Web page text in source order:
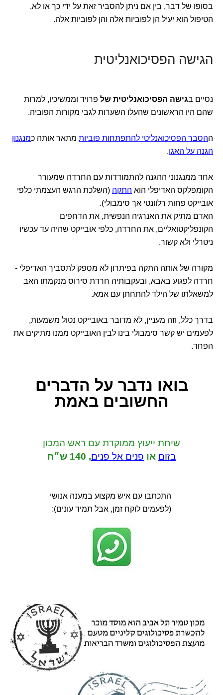
בסופו של דבר, בין אם ניתן להסביר זאת על ידי כך או לא,
הטיפול הוא יעיל הן לפוביות אלה והן לפוביות אלה.
הגישה הפסיכואנליטית
נסיים בגישה הפסיכואנליטית של פרויד וממשיכיו, למרות
שהם היו הראשונים שהעלו השערות לגבי מקורות הפוביה.
ההסבר הפסיכואנליטי להתפתחות פוביות מתאר אותה כמנגנון
הגנה על האגו.
אחד ממנגנוני ההגנה להתמודדות עם החרדה שמעורר
הקומפלקס האדיפלי הוא התקה (השלכת הרגש העצמתי כלפי
אובייקט פחות רלוונטי אך סימבולי).
האדם מתיק את האנרגיה הנפשית, את הדחפים
הקונפליקטואליים, את החרדה, כלפי אובייקט שהיה עד עכשיו
ניטרלי ולא קשור.
מקורה של אותה התקה בפיתרון לא מספק לתסביך האדיפלי -
חרדה לפגוע באבא, ובעקבותיה חרדת סירוס מנקמתו האב
למשאלתו של הילד להתחתן עם אמא.
בדרך כלל, וזה מעניין, לא מדובר באובייקט נטול משמעות,
לפעמים יש קשר סימבולי בינו לבין האובייקט ממנו מתיקים את
הפחד.
בואו נדבר על הדברים
החשובים באמת
שיחת ייעוץ ממוקדת עם ראש המכון
בזום או פנים אל פנים, 140 ש״ח
התכתבו עם איש מקצוע במענה אנושי
(לפעמים לוקח זמן, אבל תמיד עונים):